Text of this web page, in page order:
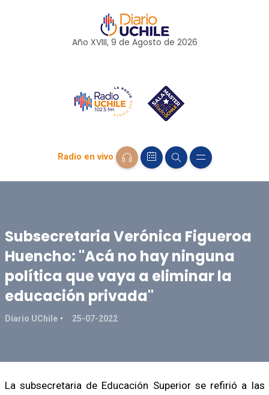
Año XVIII, 9 de Agosto de 2026
Radio en vivo
Subsecretaria Verónica Figueroa
Huencho: "Acá no hay ninguna
política que vaya a eliminar la
educación privada"
Diario UChile 25-07-2022
La subsecretaria de Educación Superior se refirió a las